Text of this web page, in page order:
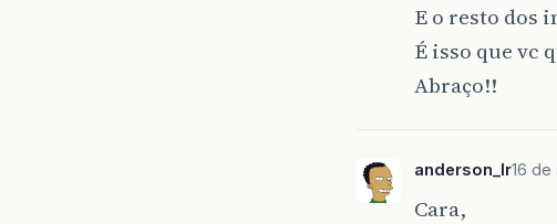
E o resto dos
É isso que vc
Abraço!!
anderson_lr16 de
Cara,